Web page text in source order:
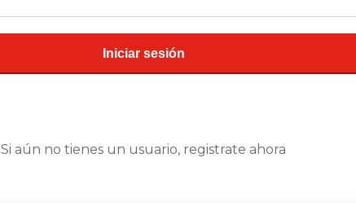
Iniciar sesión
Si aún no tienes un usuario, registrate ahora